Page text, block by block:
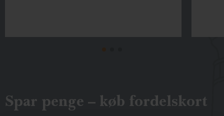
Spar penge – køb fordelskort